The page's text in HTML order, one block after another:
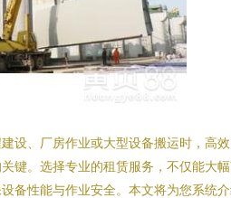
设、厂房作业或大型设备搬运时，高
键。选择专业的租赁服务，不仅能大
备性能与作业安全。本文将为您系统